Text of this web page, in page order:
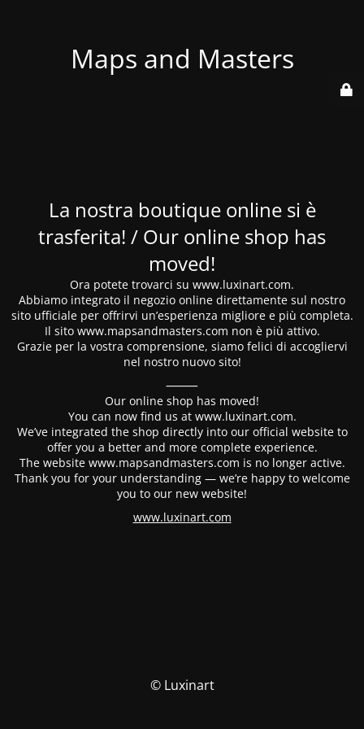
Maps and Masters
La nostra boutique online si è
trasferita! / Our online shop has
moved!
Ora potete trovarci su www.luxinart.com.
Abbiamo integrato il negozio online direttamente sul nostro
sito ufficiale per offrirvi un’esperienza migliore e più completa.
Il sito www.mapsandmasters.com non è più attivo.
Grazie per la vostra comprensione, siamo felici di accogliervi
nel nostro nuovo sito!
⸻
Our online shop has moved!
You can now find us at www.luxinart.com.
We’ve integrated the shop directly into our official website to
offer you a better and more complete experience.
The website www.mapsandmasters.com is no longer active.
Thank you for your understanding — we’re happy to welcome
you to our new website!
www.luxinart.com
© Luxinart